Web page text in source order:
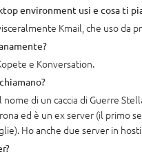
environment usi e cosa ti
Kmail, che uso da
e Konversation.
di un caccia di Guerre
ed è un ex server (il primo
Ho anche due server in